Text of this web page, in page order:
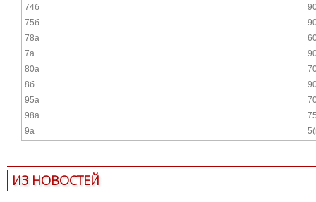
74б
75б
78а
7а
80а
8б
95а
98а
9а
ИЗ НОВОСТЕЙ